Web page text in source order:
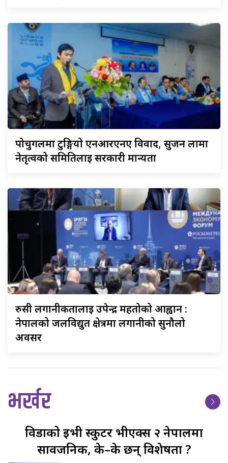
पोर्चुगलमाटुङ्गियो एनआरएनए विवाद, सुजन लामा
नेतृत्वको समितिलाई सरकारी मान्यता
रुसीलगानीकर्तालाई उपेन्द्र महतोको आह्वान :
नेपालको जलविद्युत क्षेत्रमा लगानीको सुनौलो
अवसर
भर्खर
विडाकोईभी स्कुटर भीएक्स २ नेपालमा
सार्वजनिक, के–के छन् विशेषता ?